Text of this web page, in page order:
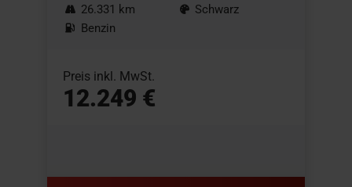
26.331 km
Benzin
Schwarz
Preis inkl. MwSt.
12.249 €